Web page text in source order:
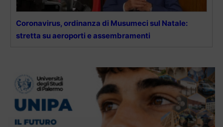
Coronavirus, ordinanza di Musumeci sul Natale:
stretta su aeroporti e assembramenti